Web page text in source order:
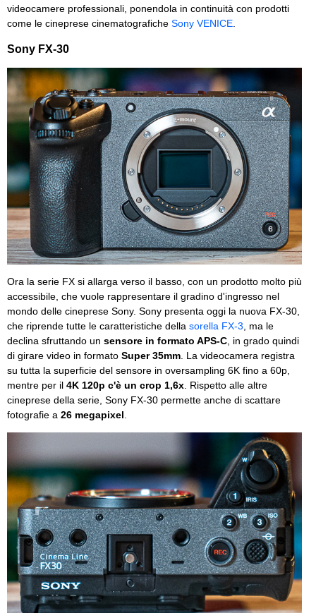
videocamere professionali, ponendola in continuità con prodotti
come le cineprese cinematografiche Sony VENICE
Sony FX-30
Ora la serie FX si allarga verso il basso, con un prodotto molto più
accessibile, che vuole rappresentare il gradino d'ingresso nel
mondo delle cineprese Sony. Sony presenta oggi la nuova FX-30,
che riprende tutte le caratteristiche della sorella FX-3 , ma le
declina sfruttando un sensore in formato APS-C , in grado quindi
di girare video in formato Super 35mm . La videocamera registra
su tutta la superficie del sensore in oversampling 6K fino a 60p,
mentre per il 4K 120p c'è un crop 1,6x . Rispetto alle altre
cineprese della serie, Sony FX-30 permette anche di scattare
fotografie a 26 megapixel